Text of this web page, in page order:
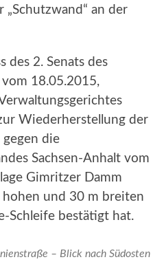
„Schutzwand“ an der
des 2. Senats des
18.05.2015,
Wiederherstellung der
die
Sachsen-Anhalt vom
Gimritzer Damm
hohen und 30 m breiten
Schleife bestätigt hat.
– Blick nach Südosten